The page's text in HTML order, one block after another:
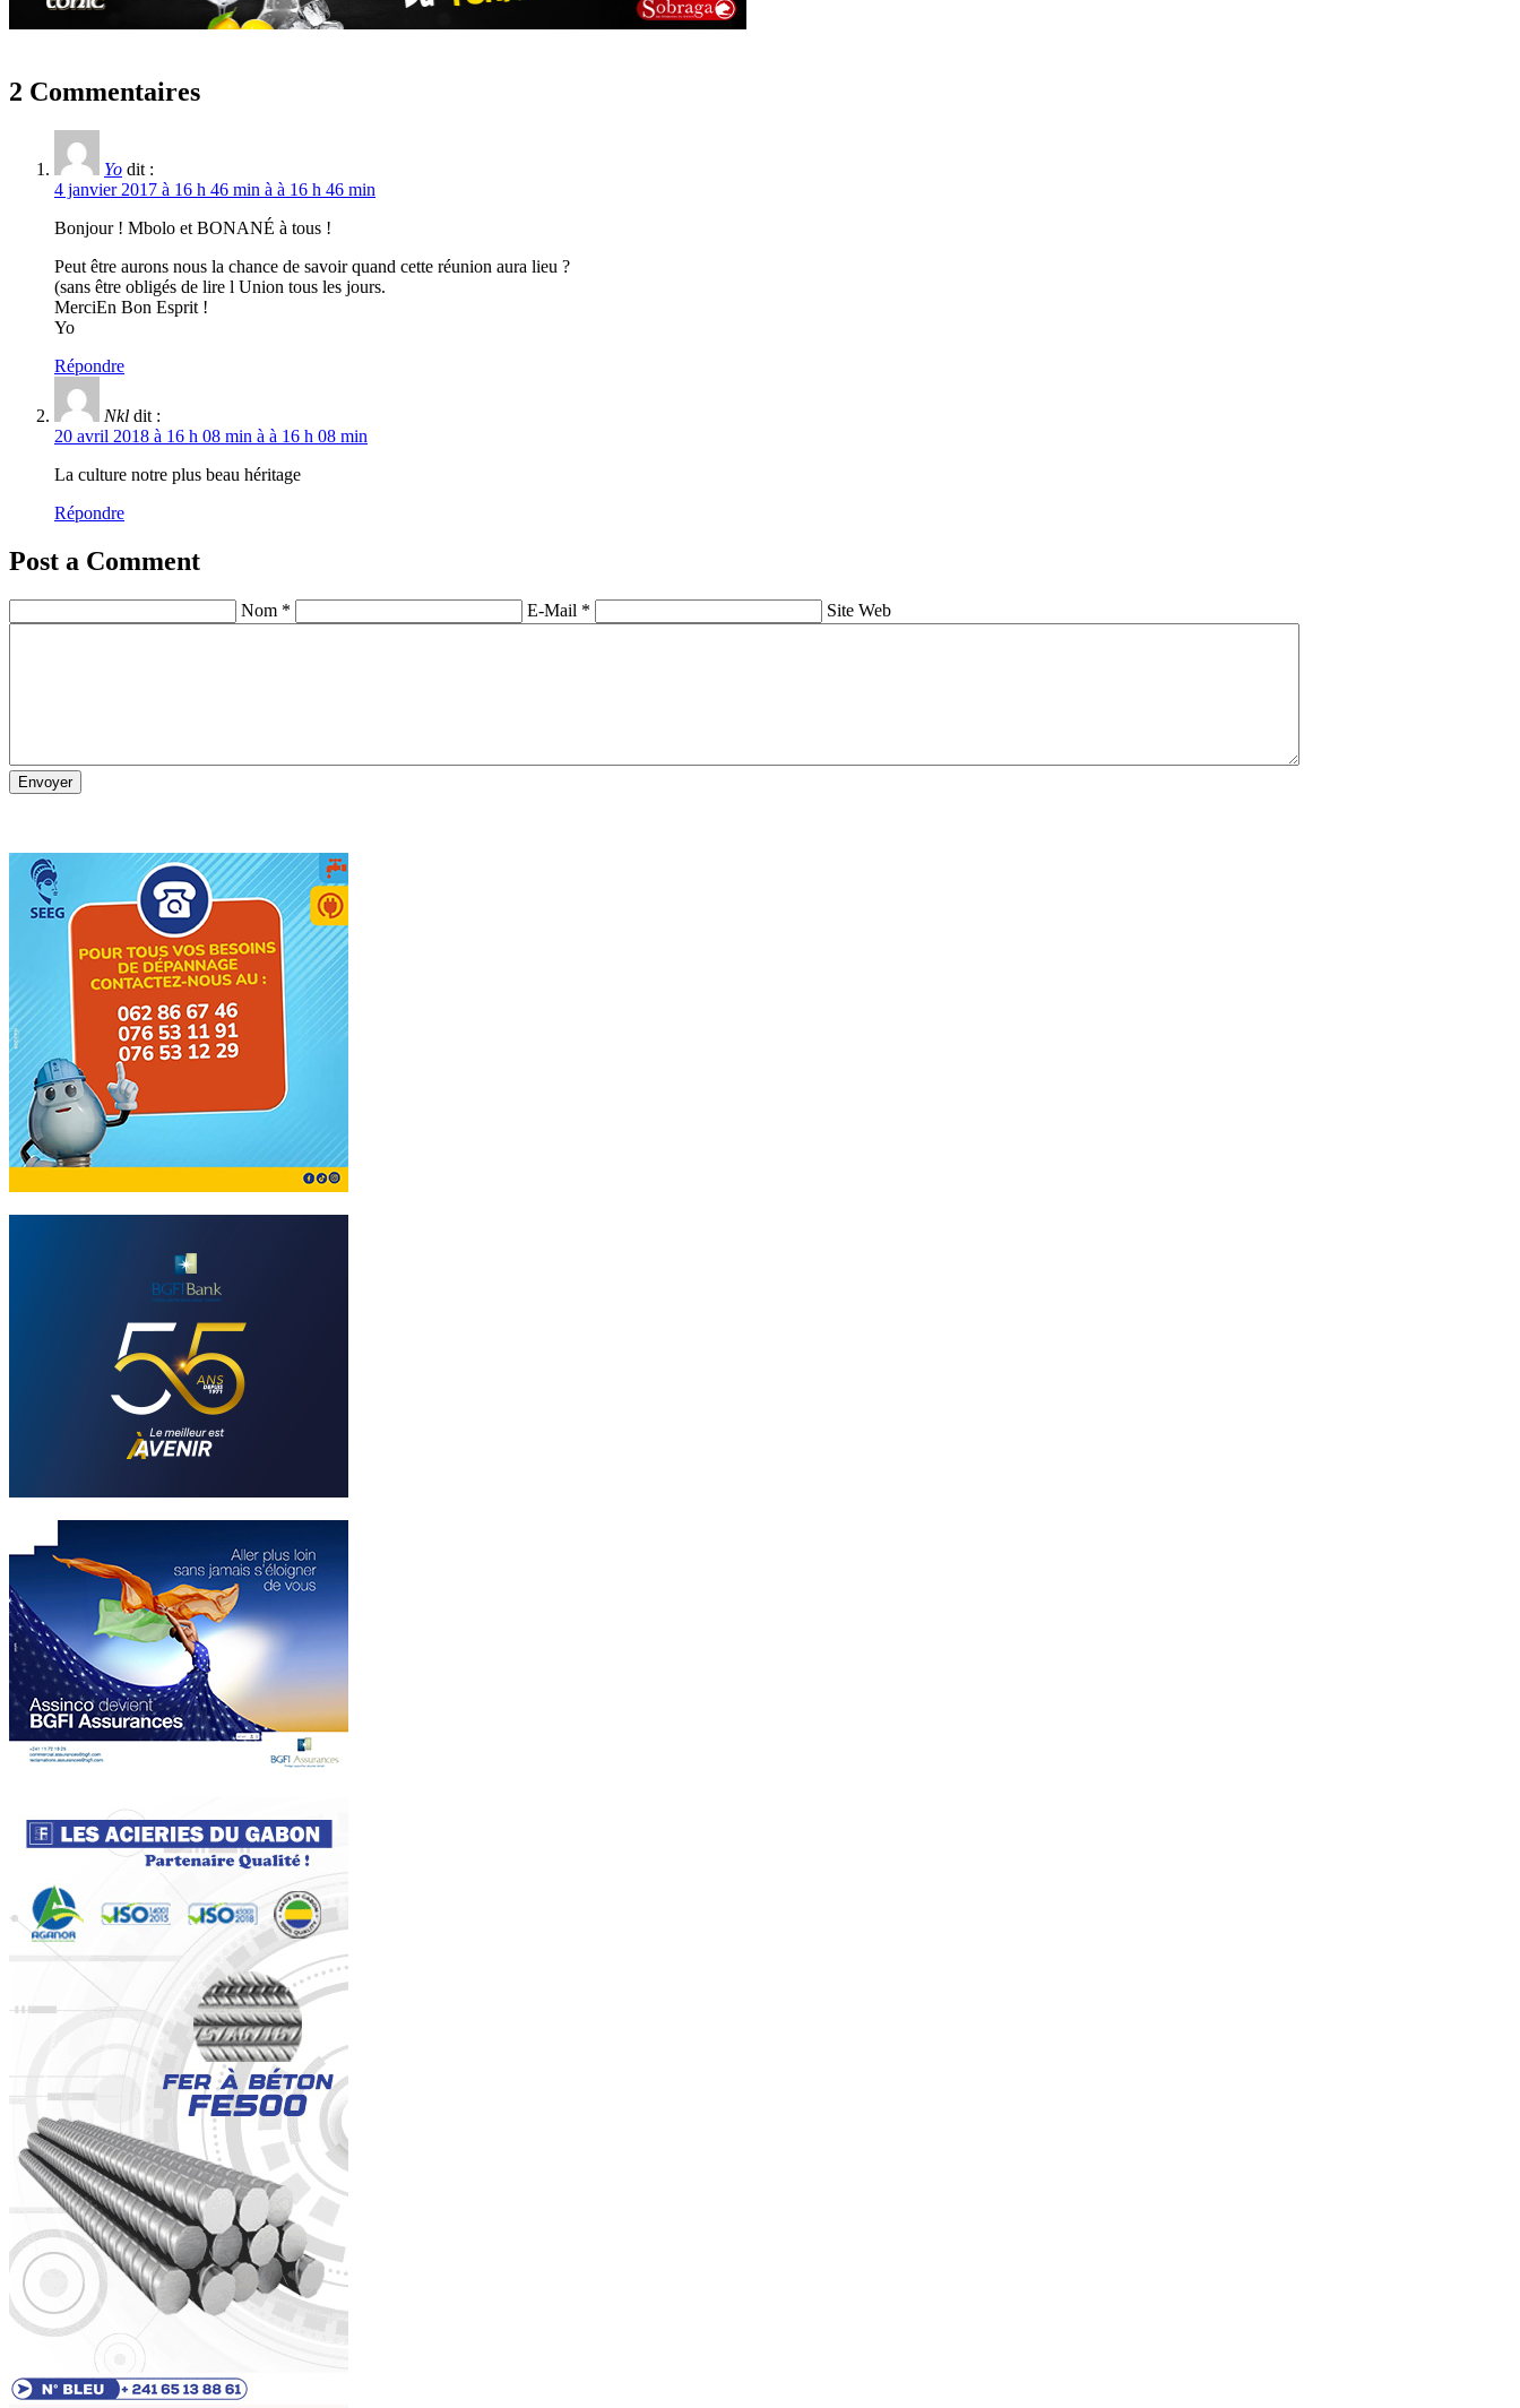
2 Commentaires
Yo dit :
4 janvier 2017 à 16 h 46 min à à 16 h 46 min
Bonjour ! Mbolo et BONANÉ à tous !
Peut être aurons nous la chance de savoir quand cette réunion aura lieu ?
(sans être obligés de lire l Union tous les jours.
MerciEn Bon Esprit !
Yo
Répondre
Nkl dit :
20 avril 2018 à 16 h 08 min à à 16 h 08 min
La culture notre plus beau héritage
Répondre
Post a Comment
Nom * E-Mail * Site Web